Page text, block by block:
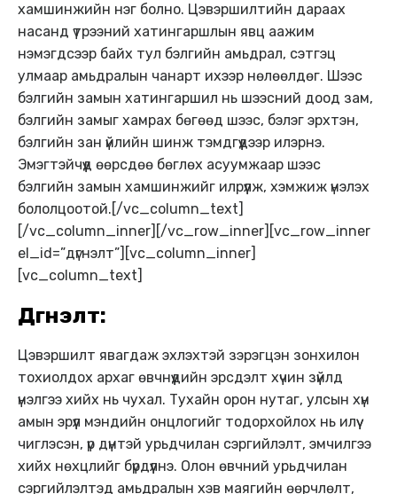
хамшинжийн нэг болно. Цэвэршилтийн дараах
насанд үтрээний хатингаршлын явц аажим
нэмэгдсээр байх тул бэлгийн амьдрал, сэтгэц
улмаар амьдралын чанарт ихээр нөлөөлдөг. Шээс
бэлгийн замын хатингаршил нь шээсний доод зам,
бэлгийн замыг хамрах бөгөөд шээс, бэлэг эрхтэн,
бэлгийн зан үйлийн шинж тэмдгүүдээр илэрнэ.
Эмэгтэйчүүд өөрсдөө бөглөх асуумжаар шээс
бэлгийн замын хамшинжийг илрүүлж, хэмжиж үнэлэх
бололцоотой.[/vc_column_text]
[/vc_column_inner][/vc_row_inner][vc_row_inner
el_id=”дүгнэлт”][vc_column_inner]
[vc_column_text]
Дүгнэлт:
Цэвэршилт явагдаж эхлэхтэй зэрэгцэн зонхилон
тохиолдох архаг өвчнүүдийн эрсдэлт хүчин зүйлд
үнэлгээ хийх нь чухал. Тухайн орон нутаг, улсын хүн
амын эрүүл мэндийн онцлогийг тодорхойлох нь илүү
чиглэсэн, үр дүнтэй урьдчилан сэргийлэлт, эмчилгээ
хийх нөхцлийг бүрдүүлнэ. Олон өвчний урьдчилан
сэргийлэлтэд амьдралын хэв маягийн өөрчлөлт,